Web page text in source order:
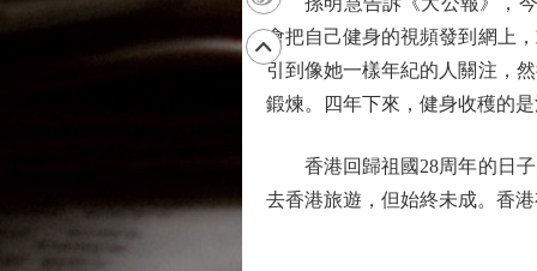
會把自己健身的視頻發到網上
引到像她一樣年紀的人關注，
鍛煉。四年下來，健身收穫的
香港回歸祖國28周年的日子
去香港旅遊，但始終未成。香